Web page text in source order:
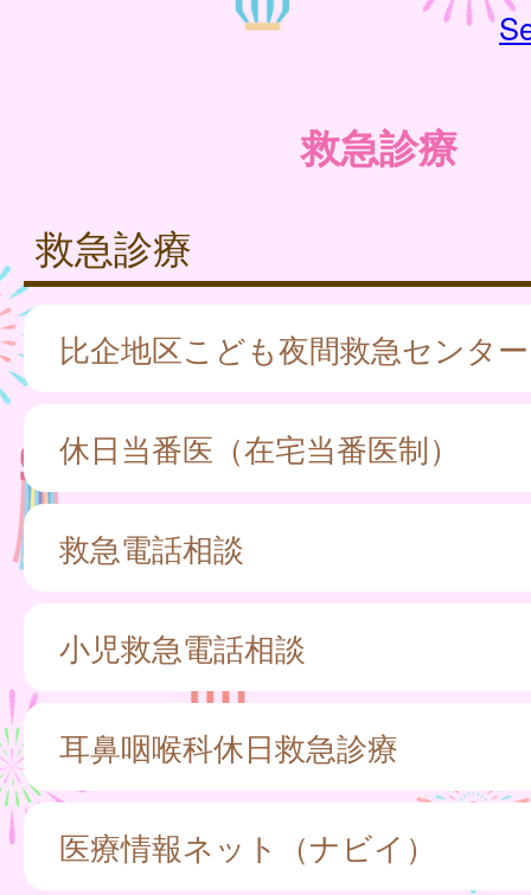
救急診療
救急診療
比企地区こども夜間救急センター
休日当番医（在宅当番医制）
救急電話相談
小児救急電話相談
耳鼻咽喉科休日救急診療
医療情報ネット（ナビイ）